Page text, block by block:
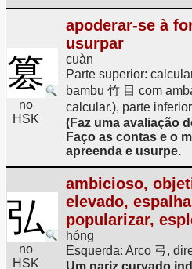
篡
no
HSK
apoderar-se à
usurpar
cuàn
Parte superior:
bambu 竹 目 com
calcular.), parte
(Faz uma avaliação
Faço as contas e o
apreenda e usurpe.
弘
no
HSK
ambicioso,
elevado,
popularizar,
hóng
Esquerda: Arco 弓,
Um nariz curvado